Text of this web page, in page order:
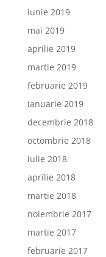
iunie 2019
mai 2019
aprilie 2019
martie 2019
februarie 2019
ianuarie 2019
decembrie 2018
octombrie 2018
iulie 2018
aprilie 2018
martie 2018
noiembrie 2017
martie 2017
februarie 2017